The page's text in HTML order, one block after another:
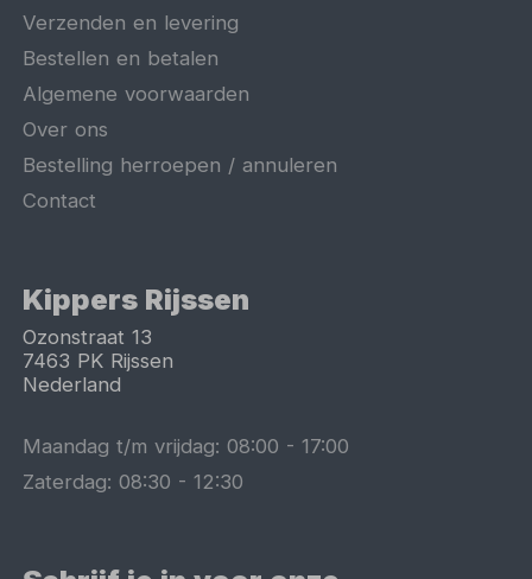
Verzenden en levering
Bestellen en betalen
Algemene voorwaarden
Over ons
Bestelling herroepen / annuleren
Contact
Kippers Rijssen
Ozonstraat 13
7463 PK Rijssen
Nederland
Maandag t/m vrijdag:08:00 -17:00
Zaterdag:08:30 -12:30